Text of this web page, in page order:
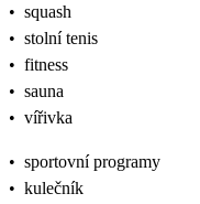
• squash
• stolní tenis
• fitness
• sauna
• vířivka
• sportovní programy
• kulečník